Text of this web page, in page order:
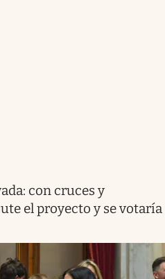
con cruces y
el proyecto y se votaría